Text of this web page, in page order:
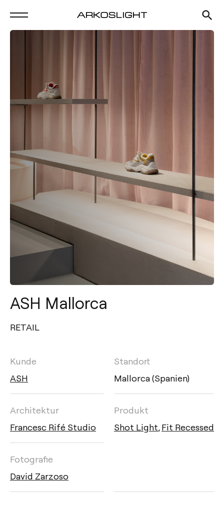
ASH Mallorca
RETAIL
Kunde
ASH
Standort
Mallorca (Spanien)
Architektur
Francesc Rifé Studio
Fotografie
David Zarzoso
Produkt
Shot Light,Fit Recessed